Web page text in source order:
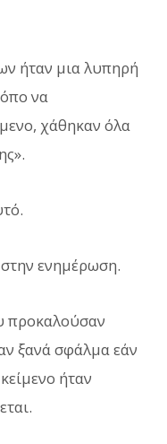
ήταν μια λυπηρή
να
χάθηκαν όλα
ενημέρωση.
προκαλούσαν
ξανά σφάλμα εάν
ήταν